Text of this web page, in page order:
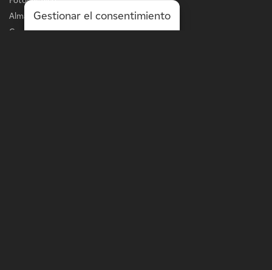
Almacenamiento
Carga de vehículos eléctricos
Gestionar el consentimiento